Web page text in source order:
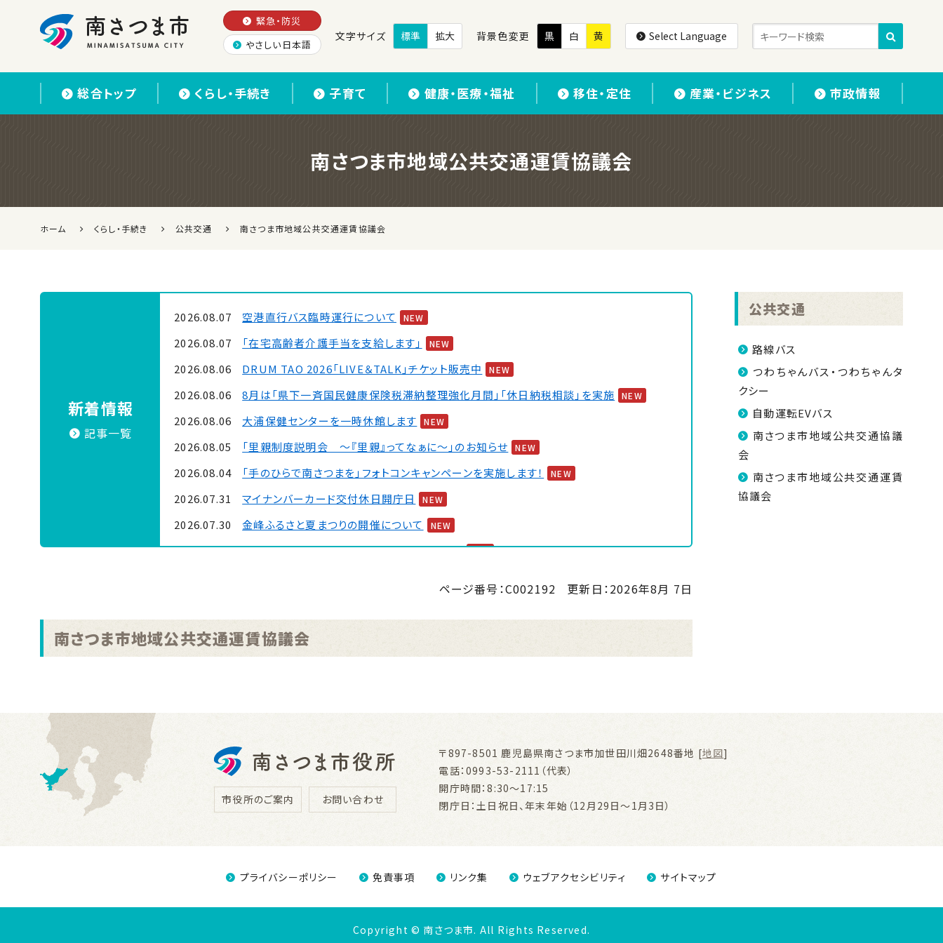
緊急・防災
やさしい日本語
文字サイズ 標準 拡大 背景色変更 黒 白 黄 Select Language
総合トップ くらし・手続き 子育て 健康・医療・福祉 移住・定住 産業・ビジネス 市政情報
南さつま市地域公共交通運賃協議会
ホーム くらし・手続き 公共交通 南さつま市地域公共交通運賃協議会
新着情報
記事一覧
2026.08.07 空港直行バス臨時運行について NEW
2026.08.07 「在宅高齢者介護手当を支給します」 NEW
2026.08.06 DRUM TAO 2026「LIVE＆TALK」チケット販売中 NEW
2026.08.06 8月は「県下一斉国民健康保険税滞納整理強化月間」「休日納税相談」を実施 NEW
2026.08.06 大浦保健センターを一時休館します NEW
2026.08.05 「里親制度説明会 ～『里親』ってなぁに～」のお知らせ NEW
2026.08.04 「手のひらで南さつまを」フォトコンキャンペーンを実施します！ NEW
2026.07.31 マイナンバーカード交付休日開庁日 NEW
2026.07.30 金峰ふるさと夏まつりの開催について NEW
2026.07.30 吹上浜海浜公園 婚活イベント2026 第2弾 NEW
ページ番号：C002192 更新日：2026年8月 7日
南さつま市地域公共交通運賃協議会
公共交通
路線バス
つわちゃんバス・つわちゃんタ
クシー
自動運転EVバス
南さつま市地域公共交通協議
会
南さつま市地域公共交通運賃
協議会
市役所のご案内 お問い合わせ
〒897-8501鹿児島県南さつま市加世田川畑2648番地 [地図]
電話：0993-53-2111（代表）
開庁時間：8:30～17:15
閉庁日：土日祝日、年末年始（12月29日～1月3日）
プライバシーポリシー 免責事項 リンク集 ウェブアクセシビリティ サイトマップ
Copyright © 南さつま市. All Rights Reserved.